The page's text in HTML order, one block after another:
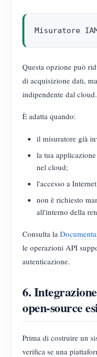
Questa opzione può
di acquisizione dati,
indipendente dal cloud.
È adatta quando:
il misuratore già
la tua
nel cloud;
l'accesso a
non è richiesto
all'interno della
Consulta la
le operazioni API
autenticazione.
6.
open-source
Prima di costruire un
verifica se una